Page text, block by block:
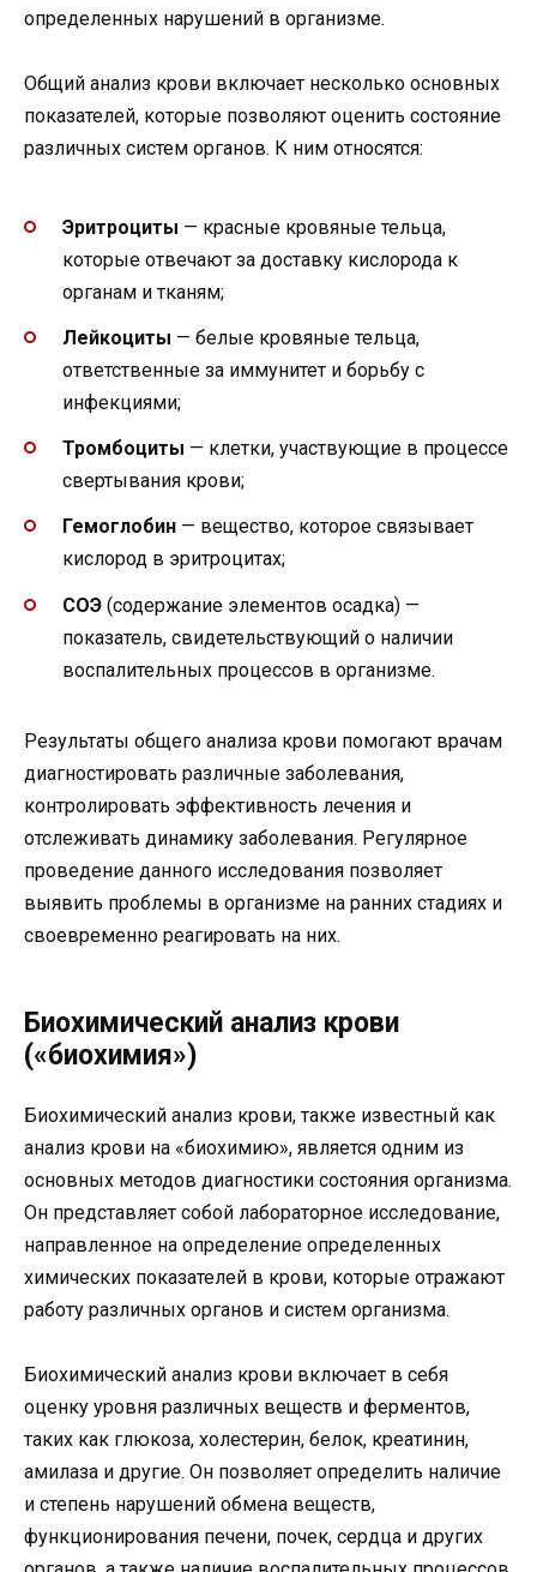
определенных нарушений в организме.
Общий анализ крови включает несколько основных
показателей, которые позволяют оценить состояние
различных систем органов. К ним относятся:
Эритроциты — красные кровяные тельца,
которые отвечают за доставку кислорода к
органам и тканям;
Лейкоциты — белые кровяные тельца,
ответственные за иммунитет и борьбу с
инфекциями;
Тромбоциты — клетки, участвующие в процессе
свертывания крови;
Гемоглобин — вещество, которое связывает
кислород в эритроцитах;
СОЭ (содержание элементов осадка) —
показатель, свидетельствующий о наличии
воспалительных процессов в организме.
Результаты общего анализа крови помогают врачам
диагностировать различные заболевания,
контролировать эффективность лечения и
отслеживать динамику заболевания. Регулярное
проведение данного исследования позволяет
выявить проблемы в организме на ранних стадиях и
своевременно реагировать на них.
Биохимический анализ крови
(«биохимия»)
Биохимический анализ крови, также известный как
анализ крови на «биохимию», является одним из
основных методов диагностики состояния организма.
Он представляет собой лабораторное исследование,
направленное на определение определенных
химических показателей в крови, которые отражают
работу различных органов и систем организма.
Биохимический анализ крови включает в себя
оценку уровня различных веществ и ферментов,
таких как глюкоза, холестерин, белок, креатинин,
амилаза и другие. Он позволяет определить наличие
и степень нарушений обмена веществ,
функционирования печени, почек, сердца и других